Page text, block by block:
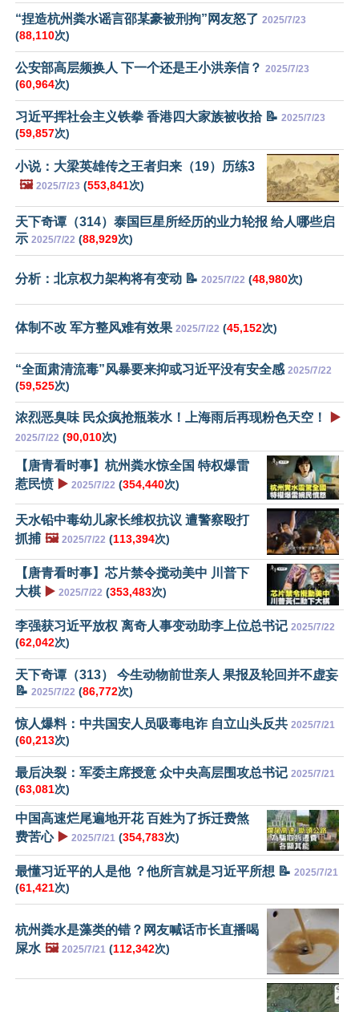
“捏造杭州粪水谣言邵某豪被刑拘”网友怒了 2025/7/23
(88,110次)
公安部高层频换人 下一个还是王小洪亲信？ 2025/7/23
(60,964次)
习近平挥社会主义铁拳 香港四大家族被收拾 📝 2025/7/23
(59,857次)
小说：大梁英雄传之王者归来（19）历练3
🖼️ 2025/7/23 (553,841次)
天下奇谭（314）泰国巨星所经历的业力轮报 给人哪些启
示 2025/7/22 (88,929次)
分析：北京权力架构将有变动 📝 2025/7/22 (48,980次)
体制不改 军方整风难有效果 2025/7/22 (45,152次)
“全面肃清流毒”风暴要来抑或习近平没有安全感 2025/7/22
(59,525次)
浓烈恶臭味 民众疯抢瓶装水！上海雨后再现粉色天空！ ▶️
2025/7/22 (90,010次)
【唐青看时事】杭州粪水惊全国 特权爆雷
惹民愤 ▶️ 2025/7/22 (354,440次)
天水铅中毒幼儿家长维权抗议 遭警察殴打
抓捕 🖼️ 2025/7/22 (113,394次)
【唐青看时事】芯片禁令搅动美中 川普下
大棋 ▶️ 2025/7/22 (353,483次)
李强获习近平放权 离奇人事变动助李上位总书记 2025/7/22
(62,042次)
天下奇谭（313） 今生动物前世亲人 果报及轮回并不虚妄
📝 2025/7/22 (86,772次)
惊人爆料：中共国安人员吸毒电诈 自立山头反共 2025/7/21
(60,213次)
最后决裂：军委主席授意 众中央高层围攻总书记 2025/7/21
(63,081次)
中国高速烂尾遍地开花 百姓为了拆迁费煞
费苦心 ▶️ 2025/7/21 (354,783次)
最懂习近平的人是他 ？他所言就是习近平所想 📝 2025/7/21
(61,421次)
杭州粪水是藻类的错？网友喊话市长直播喝
屎水 🖼️ 2025/7/21 (112,342次)